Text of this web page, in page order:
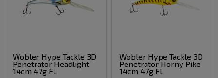
Wobler Hype Tackle 3D
Penetrator Headlight
14cm 47g FL
Wobler Hype Tackle 3D
Penetrator Horny Pike
14cm 47g FL